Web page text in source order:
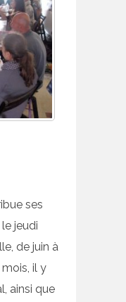
ses
jeudi
de juin à
il y
ainsi que